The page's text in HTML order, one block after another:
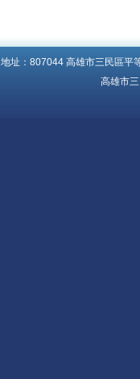
地址：807044 高雄市三民區
高雄市